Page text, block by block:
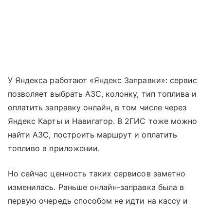
У Яндекса работают «Яндекс Заправки»: сервис
позволяет выбрать АЗС, колонку, тип топлива и
оплатить заправку онлайн, в том числе через
Яндекс Карты и Навигатор. В 2ГИС тоже можно
найти АЗС, построить маршрут и оплатить
топливо в приложении.
Но сейчас ценность таких сервисов заметно
изменилась. Раньше онлайн-заправка была в
первую очередь способом не идти на кассу и